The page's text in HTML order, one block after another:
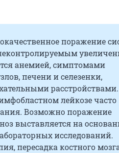
поражение
анемией, симптомами
печени и селезенки,
расстройствами.
лейкозе часто
Возможно поражение
выставляется на
исследований.
пересадка костного